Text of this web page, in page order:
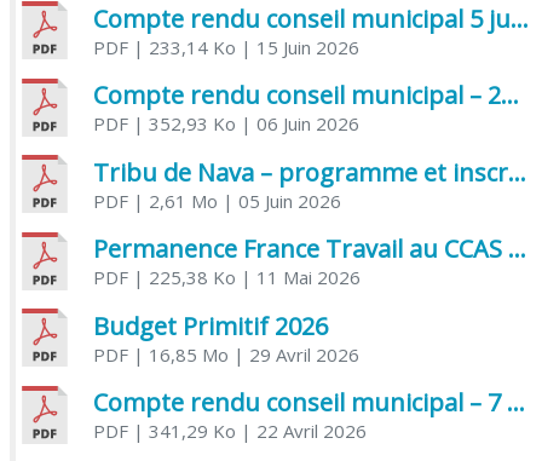
Compte rendu conseil municipal 5 juin 2026 sénatoriale
PDF| 233,14 Ko | 15 Juin 2026
Compte rendu conseil municipal – 21 avril 2026
PDF| 352,93 Ko | 06 Juin 2026
Tribu de Nava – programme et inscriptions été 2026
PDF| 2,61 Mo | 05 Juin 2026
Permanence France Travail au CCAS de Saujon Juin 2026
PDF| 225,38 Ko | 11 Mai 2026
Budget Primitif 2026
PDF| 16,85 Mo | 29 Avril 2026
Compte rendu conseil municipal – 7 avril 2026
PDF| 341,29 Ko | 22 Avril 2026